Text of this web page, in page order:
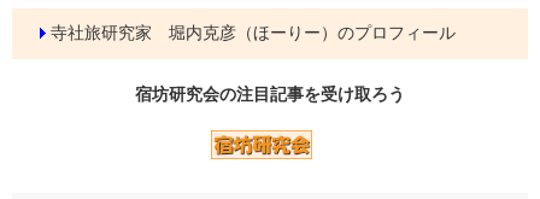
寺社旅研究家 堀内克彦（ほーりー）のプロフィール
宿坊研究会の注目記事を受け取ろう